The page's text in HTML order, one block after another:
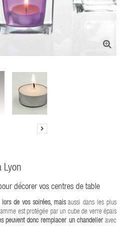
Lyon
décorer vos centres de table
de vos soirées, maisaussi dans les plus
est protégée par un cube de verre épais
peuvent donc remplacer un chandelieravec